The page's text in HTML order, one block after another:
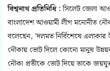
বিশ্বনাথ প্রতিনিধি :সিলেট জেলা
বাংলাদেশ আওয়ামী লীগ মনোনীত
বলেছেন, 'দলমত নির্বিশেষে এলাকার
নৌকায় ভোট দিলে কোনো মানুষ
নৌকা প্রতীকে ভোট দিয়ে তাকে